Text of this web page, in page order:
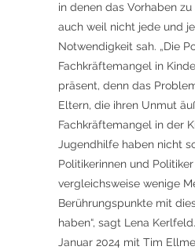
in denen das Vorhaben
auch weil nicht jede und
Notwendigkeit sah. „Die
Fachkräftemangel in
präsent, denn das
Eltern, die ihren Unmut
Fachkräftemangel in der
Jugendhilfe haben nicht
Politikerinnen und
vergleichsweise wenige
Berührungspunkte mit
haben“, sagt Lena
Januar 2024 mit Tim